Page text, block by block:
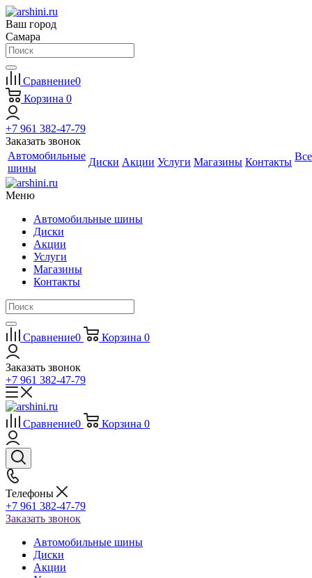
Ваш город
Самара
Сравнение0
Корзина 0
+7 961 382-47-79
Заказать звонок
Автомобильные
шины
Диски Акции Услуги Магазины Контакты Все
Меню
Автомобильные шины
Диски
Акции
Услуги
Магазины
Контакты
Сравнение0 Корзина 0
Заказать звонок
+7 961 382-47-79
Сравнение0 Корзина 0
Телефоны
+7 961 382-47-79
Заказать звонок
Автомобильные шины
Диски
Акции